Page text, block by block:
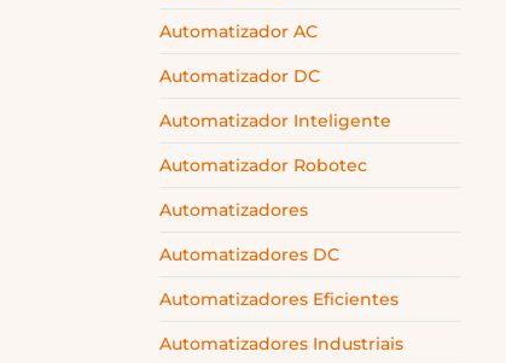
Automatizador AC
Automatizador DC
Automatizador Inteligente
Automatizador Robotec
Automatizadores
Automatizadores DC
Automatizadores Eficientes
Automatizadores Industriais